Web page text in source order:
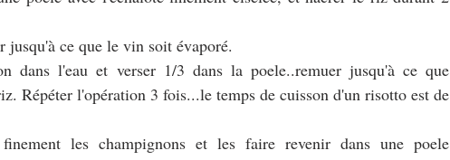
ce que le vin soit évaporé.
dans l'eau et verser 1/3 dans la poele..remuer jusqu'à ce que
Répéter l'opération 3 fois...le temps de cuisson d'un risotto est de
les champignons et les faire revenir dans une poele